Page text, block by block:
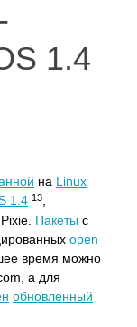
1.4
на Linux
1.4 13
Пакеты с
open
время можно
а для
обновленный